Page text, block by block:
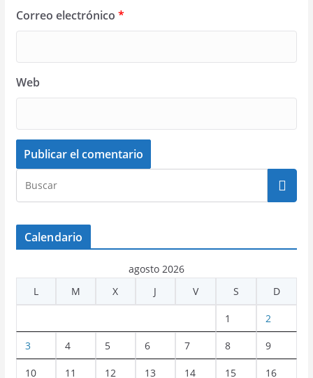
Correo electrónico *
Web
Calendario
agosto 2026
L
M X J V S D
1 2
3 4 5 6 7 8 9
10 11 12 13 14 15 16